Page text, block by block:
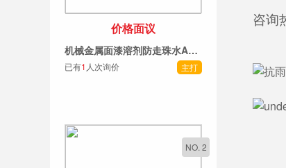
价格面议
机械金属面漆溶剂防走珠水AK390 可补救漆膜因油污引起的鱼眼 招商加盟
已有1 人次询价 主打
NO. 2